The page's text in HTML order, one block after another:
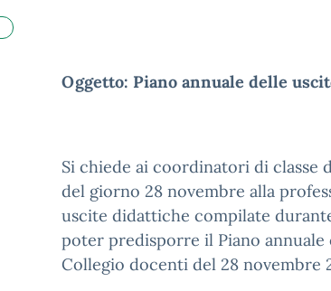
Oggetto: Piano annuale delle
Si chiede ai coordinatori di classe
del giorno 28 novembre alla
uscite didattiche compilate
poter predisporre il Piano
Collegio docenti del 28 novembre